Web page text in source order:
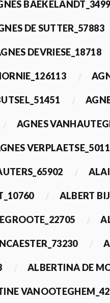
BAEKELANDT_3499
DE SUTTER_57883
DEVRIESE_18718
AGNES
ALBERT
ALBERTINA DE